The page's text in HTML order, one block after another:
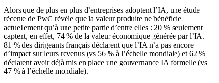
Alors que de plus en plus d’entreprises adoptent l’IA, une étude
récente de PwC révèle que la valeur produite ne bénéficie
actuellement qu’à une petite partie d’entre elles : 20 % seulement
captent, en effet, 74 % de la valeur économique générée par l’IA.
81 % des dirigeants français déclarent que l’IA n’a pas encore
d’impact sur leurs revenus (vs 56 % à l’échelle mondiale) et 62 %
déclarent avoir déjà mis en place une gouvernance IA formelle (vs
47 % à l’échelle mondiale).